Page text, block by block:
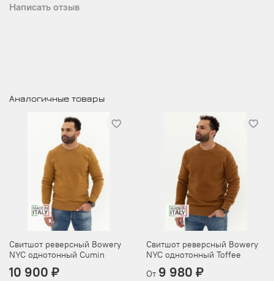
Написать отзыв
Аналогичные товары
Свитшот реверсный Bowery
NYC однотонный Cumin
10 900 ₽
Свитшот реверсный Bowery
NYC однотонный Toffee
От 9 980 ₽